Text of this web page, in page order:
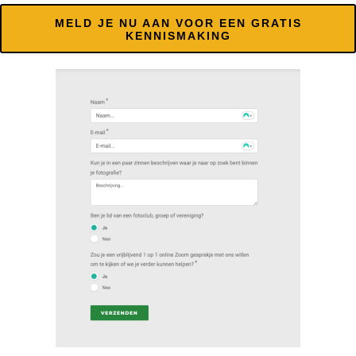
MELD JE NU AAN VOOR EEN GRATIS
KENNISMAKING